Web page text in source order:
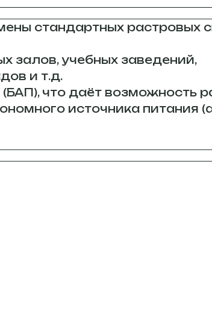
стандартных растровых
залов, учебных заведений,
и т.д.
что даёт возможность
источника питания